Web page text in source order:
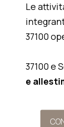
Le
37100
37100 e
e